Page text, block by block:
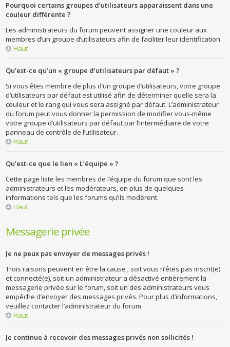
Pourquoi certains groupes d’utilisateurs apparaissent dans une
couleur différente ?
Les administrateurs du forum peuvent assigner une couleur aux
membres d’un groupe d’utilisateurs afin de faciliter leur identification.
Haut
Qu’est-ce qu’un « groupe d’utilisateurs par défaut » ?
Si vous êtes membre de plus d’un groupe d’utilisateurs, votre groupe
d’utilisateurs par défaut est utilisé afin de déterminer quelle sera la
couleur et le rang qui vous sera assigné par défaut. L’administrateur
du forum peut vous donner la permission de modifier vous-même
votre groupe d’utilisateurs par défaut par l’intermédiaire de votre
panneau de contrôle de l’utilisateur.
Haut
Qu’est-ce que le lien « L’équipe » ?
Cette page liste les membres de l’équipe du forum que sont les
administrateurs et les modérateurs, en plus de quelques
informations tels que les forums qu’ils modèrent.
Haut
Messagerie privée
Je ne peux pas envoyer de messages privés !
Trois raisons peuvent en être la cause ; soit vous n’êtes pas inscrit(e)
et connecté(e), soit un administrateur a désactivé entièrement la
messagerie privée sur le forum, soit un des administrateurs vous
empêche d’envoyer des messages privés. Pour plus d’informations,
veuillez contacter l’administrateur du forum.
Haut
Je continue à recevoir des messages privés non sollicités !